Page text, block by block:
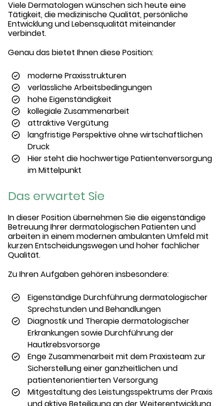
Viele Dermatologen wünschen sich heute eine
Tätigkeit, die medizinische Qualität, persönliche
Entwicklung und Lebensqualität miteinander
verbindet.
Genau das bietet Ihnen diese Position:
moderne Praxisstrukturen
verlässliche Arbeitsbedingungen
hohe Eigenständigkeit
kollegiale Zusammenarbeit
attraktive Vergütung
langfristige Perspektive ohne wirtschaftlichen
Druck
Hier steht die hochwertige Patientenversorgung
im Mittelpunkt
Das erwartet Sie
In dieser Position übernehmen Sie die eigenständige
Betreuung Ihrer dermatologischen Patienten und
arbeiten in einem modernen ambulanten Umfeld mit
kurzen Entscheidungswegen und hoher fachlicher
Qualität.
Zu Ihren Aufgaben gehören insbesondere:
Eigenständige Durchführung dermatologischer
Sprechstunden und Behandlungen
Diagnostik und Therapie dermatologischer
Erkrankungen sowie Durchführung der
Hautkrebsvorsorge
Enge Zusammenarbeit mit dem Praxisteam zur
Sicherstellung einer ganzheitlichen und
patientenorientierten Versorgung
Mitgestaltung des Leistungsspektrums der Praxis